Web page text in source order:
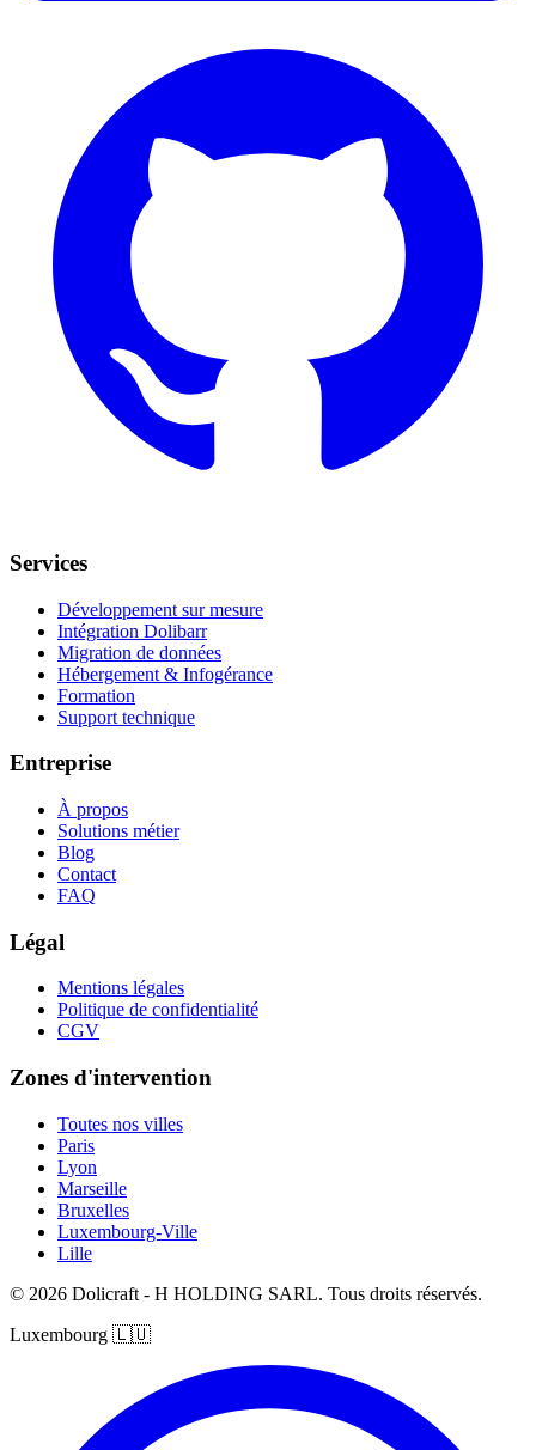
Services
Développement sur mesure
Intégration Dolibarr
Migration de données
Hébergement & Infogérance
Formation
Support technique
Entreprise
À propos
Solutions métier
Blog
Contact
FAQ
Légal
Mentions légales
Politique de confidentialité
CGV
Zones d'intervention
Toutes nos villes
Paris
Lyon
Marseille
Bruxelles
Luxembourg-Ville
Lille
© 2026 Dolicraft - H HOLDING SARL. Tous droits réservés.
Luxembourg 🇱🇺